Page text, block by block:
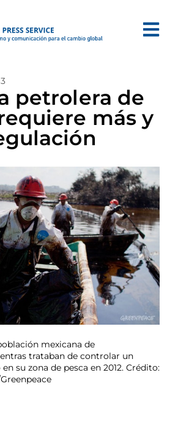
petrolera de
más y
mexicana de
trataban de controlar un
su zona de pesca en 2012. Crédito: